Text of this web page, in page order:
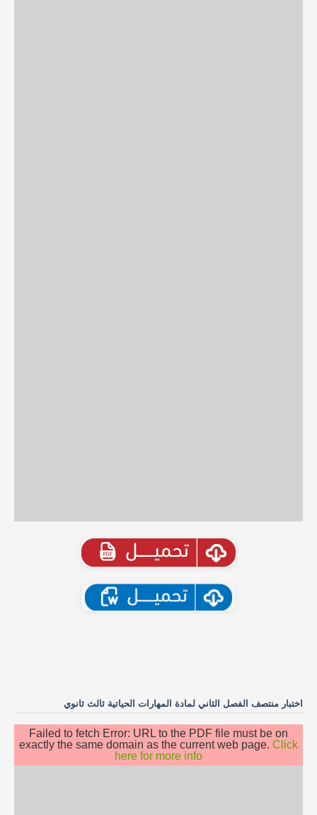
اختبار منتصف الفصل الثاني لمادة المهارات الحياتية ثالث ثانوي
Failed to fetch Error: URL to the PDF file must be on
exactly the same domain as the current web page. Click
here for more info